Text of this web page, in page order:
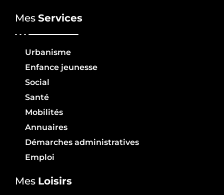
Mes Services
Urbanisme
Enfance jeunesse
Social
Santé
Mobilités
Annuaires
Démarches administratives
Emploi
Mes Loisirs